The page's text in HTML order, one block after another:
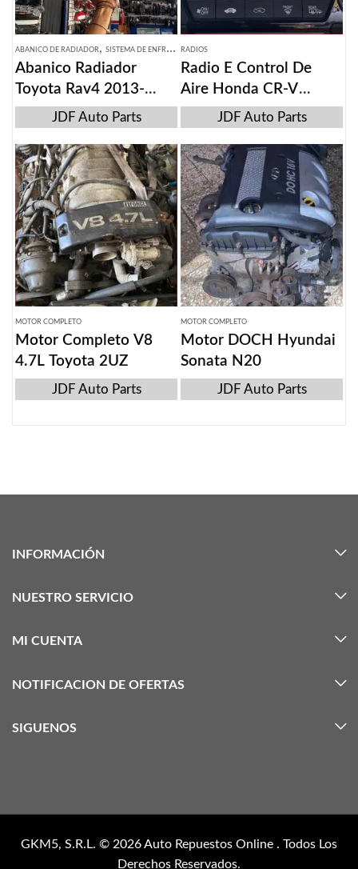
ABANICO DE RADIADOR, SISTEMA DE ENFRIAMIENTO
Abanico Radiador
Toyota Rav4 2013-
2018JDF Auto Parts
RADIOS
Radio E Control De
Aire Honda CR-V
2017-2019JDF Auto Parts
MOTOR COMPLETO
Motor Completo V8
4.7L Toyota 2UZ
JDF Auto Parts
MOTOR COMPLETO
Motor DOCH Hyundai
Sonata N20
JDF Auto Parts
INFORMACIÓN
NUESTRO SERVICIO
MI CUENTA
NOTIFICACION DE OFERTAS
SIGUENOS
GKM5, S.R.L. © 2026Auto Repuestos Online . Todos Los
Derechos Reservados.